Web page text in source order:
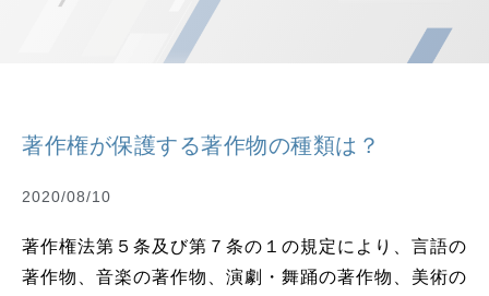
著作権が保護する著作物の種類は？
2020/08/10
著作権法第５条及び第７条の１の規定により、言語の
著作物、音楽の著作物、演劇・舞踊の著作物、美術の